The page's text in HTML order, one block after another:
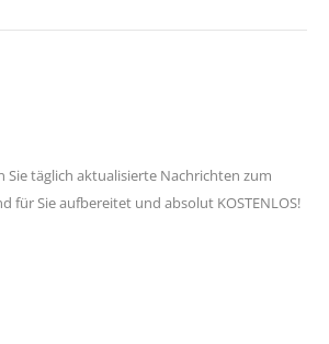
Sie täglich aktualisierte Nachrichten zum
für Sie aufbereitet und absolut KOSTENLOS!